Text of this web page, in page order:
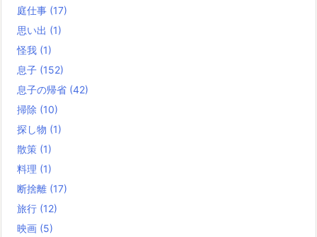
庭仕事 (17)
思い出 (1)
怪我 (1)
息子 (152)
息子の帰省 (42)
掃除 (10)
探し物 (1)
散策 (1)
料理 (1)
断捨離 (17)
旅行 (12)
映画 (5)